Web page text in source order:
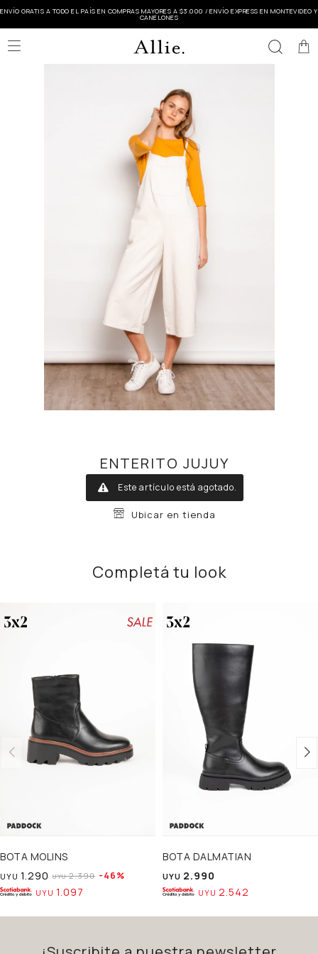
ENVÍO GRATIS A TODO EL PAÍS EN COMPRAS MAYORES A $3.000 / ENVÍO EXPRESS EN MONTEVIDEO Y
CANELONES

ENTERITO JUJUY
Este artículo está agotado.
Ubicar en tienda
Completá tu look
BOTA MOLINS
UYU 1.290 UYU 2.390 46
UYU 1.097
BOTA DALMATIAN
UYU 2.990
UYU 2.542